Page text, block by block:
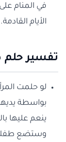
في المنام
الأيام القادمة.
تفسير حلم
لو حلمت
بواسطة
ينعم عليها
وستضع